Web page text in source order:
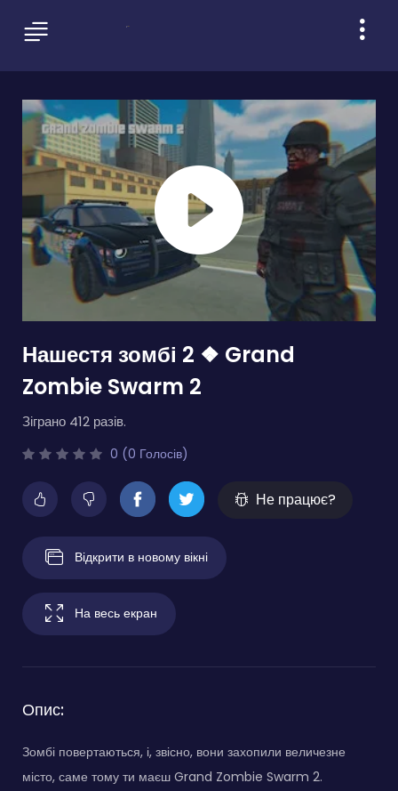
Нашестя зомбі 2 ❖ Grand
Zombie Swarm 2
Зіграно 412 разів.
0 (0 Голосів)
Не працює?
Відкрити в новому вікні
На весь екран
Опис:
Зомбі повертаються, і, звісно, вони захопили величезне
місто, саме тому ти маєш Grand Zombie Swarm 2.